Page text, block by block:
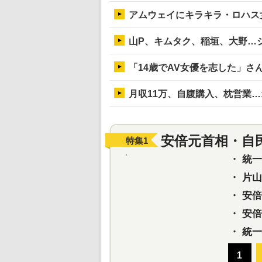
アムウェイにキラキラ・ロハ
山P、キムタク、稲垣、大野…
「14歳でAV女優を志した」
月収11万、自腹購入、枕営業
特集1 安倍元首相・自
・ 統一教
・
片山
・ 安倍
・ 安倍
・ 統